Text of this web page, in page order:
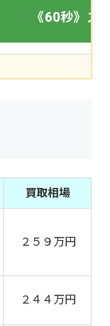
《60秒》ズ
買取相場
２５９万円
２４４万円